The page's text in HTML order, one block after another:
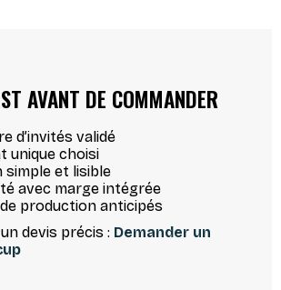
AVANT DE COMMANDER
d’invités validé
unique choisi
simple et lisible
avec marge intégrée
production anticipés
devis précis : Demander un